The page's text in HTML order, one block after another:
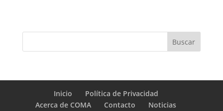
Inicio
Política de Privacidad
Acerca de COMA
Contacto
Noticias